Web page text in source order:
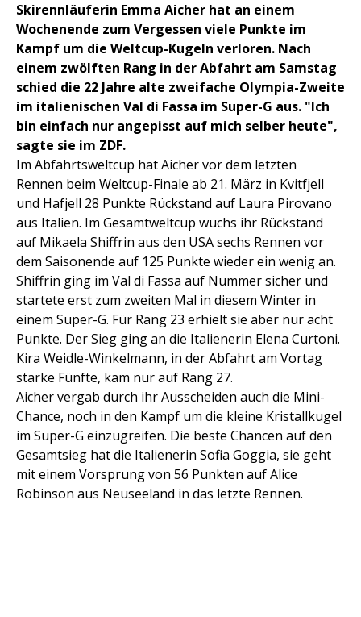
Skirennläuferin Emma Aicher hat an einem
Wochenende zum Vergessen viele Punkte im
Kampf um die Weltcup-Kugeln verloren. Nach
einem zwölften Rang in der Abfahrt am Samstag
schied die 22 Jahre alte zweifache Olympia-Zweite
im italienischen Val di Fassa im Super-G aus. "Ich
bin einfach nur angepisst auf mich selber heute",
sagte sie im ZDF.
Im Abfahrtsweltcup hat Aicher vor dem letzten
Rennen beim Weltcup-Finale ab 21. März in Kvitfjell
und Hafjell 28 Punkte Rückstand auf Laura Pirovano
aus Italien. Im Gesamtweltcup wuchs ihr Rückstand
auf Mikaela Shiffrin aus den USA sechs Rennen vor
dem Saisonende auf 125 Punkte wieder ein wenig an.
Shiffrin ging im Val di Fassa auf Nummer sicher und
startete erst zum zweiten Mal in diesem Winter in
einem Super-G. Für Rang 23 erhielt sie aber nur acht
Punkte. Der Sieg ging an die Italienerin Elena Curtoni.
Kira Weidle-Winkelmann, in der Abfahrt am Vortag
starke Fünfte, kam nur auf Rang 27.
Aicher vergab durch ihr Ausscheiden auch die Mini-
Chance, noch in den Kampf um die kleine Kristallkugel
im Super-G einzugreifen. Die beste Chancen auf den
Gesamtsieg hat die Italienerin Sofia Goggia, sie geht
mit einem Vorsprung von 56 Punkten auf Alice
Robinson aus Neuseeland in das letzte Rennen.